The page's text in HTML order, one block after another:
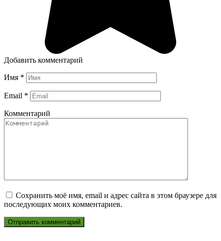
Добавить комментарий
Имя *
Email *
Комментарий
Сохранить моё имя, email и адрес сайта в этом браузере для
последующих моих комментариев.